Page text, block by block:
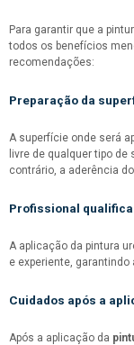
Para garantir que a
todos os benefícios
recomendações:
Preparação da
A superfície onde será
livre de qualquer tipo
contrário, a aderência
Profissional
A aplicação da pintura
e experiente,
Cuidados após a
Após a aplicação da